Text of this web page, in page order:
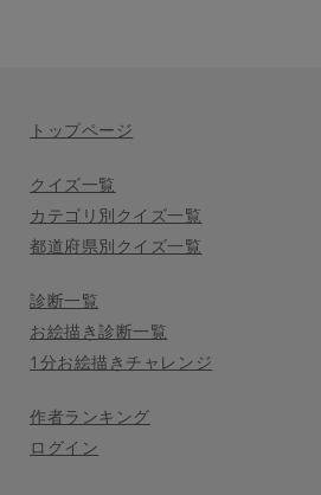
トップページ
クイズ一覧
カテゴリ別クイズ一覧
都道府県別クイズ一覧
診断一覧
お絵描き診断一覧
1分お絵描きチャレンジ
作者ランキング
ログイン